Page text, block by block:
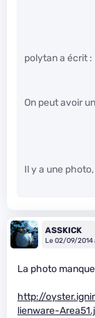
polytan a écrit :
On peut avoir
Il y a une
ASSKICK
Le 02/09/2014
La photo
http://
lienware-